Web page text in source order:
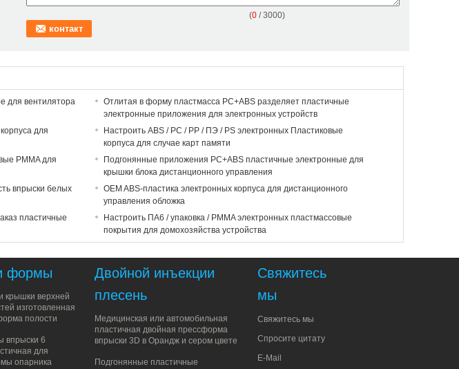
(0 / 3000)
для вентилятора
Отлитая в форму пластмасса PC+ABS разделяет пластичные
электронные приложения для электронных устройств
для
Настроить ABS / PC / PP / ПЭ / PS электронных Пластиковые
корпуса для случае карт памяти
PMMA для
Подгонянные приложения PC+ABS пластичные электронные для
крышки блока дистанционного управления
впрыски белых
OEM ABS-пластика электронных корпуса для дистанционного
управления обложка
пластичные
Настроить ПА6 / упаковка / PMMA электронных пластмассовые
покрытия для домохозяйства устройства
формы
крышки верхней
изготовленная
полости
впрыски 6
для
опарника
Двойной инъекции
плесень
Медицинская или автомобильная
пластичная двойная прессформа
впрыски 3D в Орандж и сером цвете
Подгонянные пластичные
Свяжитесь
мы
Свяжитесь мы
Спросите цитату
E-Mail